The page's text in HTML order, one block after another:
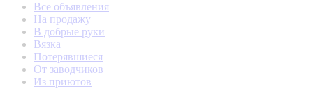
Все объявления
На продажу
В добрые руки
Вязка
Потерявшиеся
От заводчиков
Из приютов